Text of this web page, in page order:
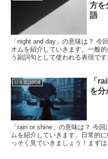
方を
語
「night and day」の意味は？ 今
オムを紹介していきます。一般
う副詞句として使われる表現で
日常英語関連
「
を分
「rain or shine」の意味は？ 今
ムを紹介していきます。日常的
っそく見ていきましょう！まず